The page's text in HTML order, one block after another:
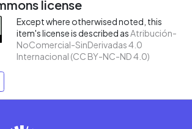
license
Except where otherwised noted, this
item's license is described asAtribución-
NoComercial-SinDerivadas 4.0
Internacional (CC BY-NC-ND 4.0)